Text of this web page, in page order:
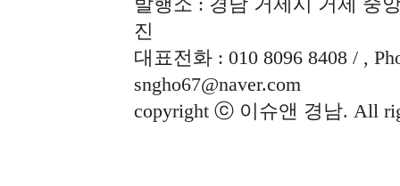
진
대표전화 : 010 8096 8408 / ,
sngho67@naver.com
copyright ⓒ 이슈앤 경남. All